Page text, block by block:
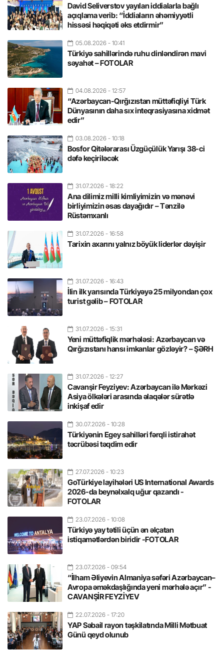
David Seliverstov yayılan iddialarla bağlı
açıqlama verib: “İddiaların əhəmiyyətli
hissəsi həqiqəti əks etdirmir”
05.08.2026 - 10:41
Türkiyə sahillərində ruhu dinləndirən mavi
səyahət – FOTOLAR
04.08.2026 - 12:57
“Azərbaycan-Qırğızıstan müttəfiqliyi Türk
Dünyasının daha sıx inteqrasiyasına xidmət
edir”
03.08.2026 - 10:18
Bosfor Qitələrarası Üzgüçülük Yarışı 38-ci
dəfə keçiriləcək
31.07.2026 - 18:22
Ana dilimiz milli kimliyimizin və mənəvi
birliyimizin əsas dayağıdır – Tənzilə
Rüstəmxanlı
31.07.2026 - 16:58
Tarixin axarını yalnız böyük liderlər dəyişir
31.07.2026 - 16:43
İlin ilk yarısında Türkiyəyə 25 milyondan çox
turist gəlib – FOTOLAR
31.07.2026 - 15:31
Yeni müttəfiqlik mərhələsi: Azərbaycan və
Qırğızıstanı hansı imkanlar gözləyir? – ŞƏRH
31.07.2026 - 12:27
Cavanşir Feyziyev: Azərbaycan ilə Mərkəzi
Asiya ölkələri arasında əlaqələr sürətlə
inkişaf edir
30.07.2026 - 10:28
Türkiyənin Egey sahilləri fərqli istirahət
təcrübəsi təqdim edir
27.07.2026 - 10:23
GoTürkiye layihələri US International Awards
2026-da beynəlxalq uğur qazandı -
FOTOLAR
23.07.2026 - 10:08
Türkiyə yay tətili üçün ən əlçatan
istiqamətlərdən biridir -FOTOLAR
23.07.2026 - 09:54
“İlham Əliyevin Almaniya səfəri Azərbaycan–
Avropa əməkdaşlığında yeni mərhələ açır” -
CAVANŞİR FEYZİYEV
22.07.2026 - 17:20
YAP Səbail rayon təşkilatında Milli Mətbuat
Günü qeyd olunub